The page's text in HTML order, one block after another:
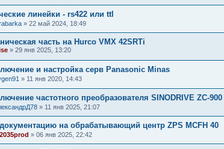
линейки - rs422 или ttl
» 22 май 2024, 18:49
часть на Hurco VMX 42SRTi
» 29 янв 2025, 13:20
и настройка серв Panasonic Minas
» 11 янв 2020, 14:43
частотного преобразователя SINODRIVE ZC-
» 11 янв 2025, 21:07
на обрабатывающий центр ZPS MCFH 40
» 06 янв 2025, 22:42